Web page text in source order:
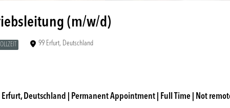
(m/w/d)
99 Erfurt, Deutschland
Deutschland | Permanent Appointment | Full Time | Not